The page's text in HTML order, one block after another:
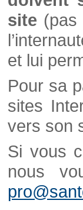
site (pas
et lui
Pour sa
sites
vers son
Si vous
nous